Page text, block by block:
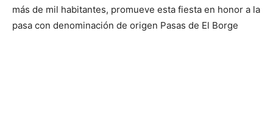
más de mil habitantes, promueve esta fiesta en honor a la
pasa con denominación de origen Pasas de El Borge